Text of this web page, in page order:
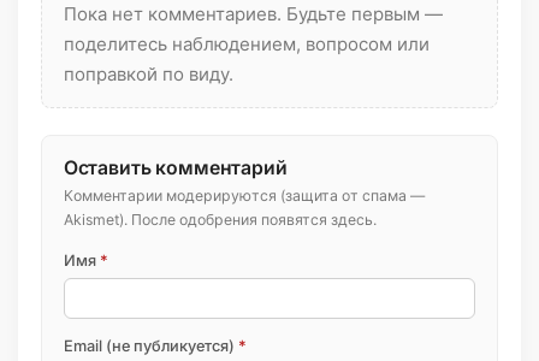
Пока нет комментариев. Будьте первым —
поделитесь наблюдением, вопросом или
поправкой по виду.
Оставить комментарий
Комментарии модерируются (защита от спама —
Akismet). После одобрения появятся здесь.
Имя *
Email (не публикуется) *